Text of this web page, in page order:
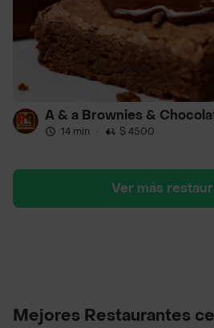
A & a Brownies &
14 min · $ 4500
Ver más
Mejores Restaurantes